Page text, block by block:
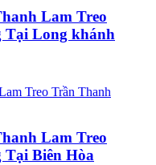
Lam Treo
Tại Long khánh
Lam Treo
Biên Hòa